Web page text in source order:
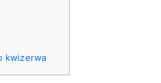
kwizerwa